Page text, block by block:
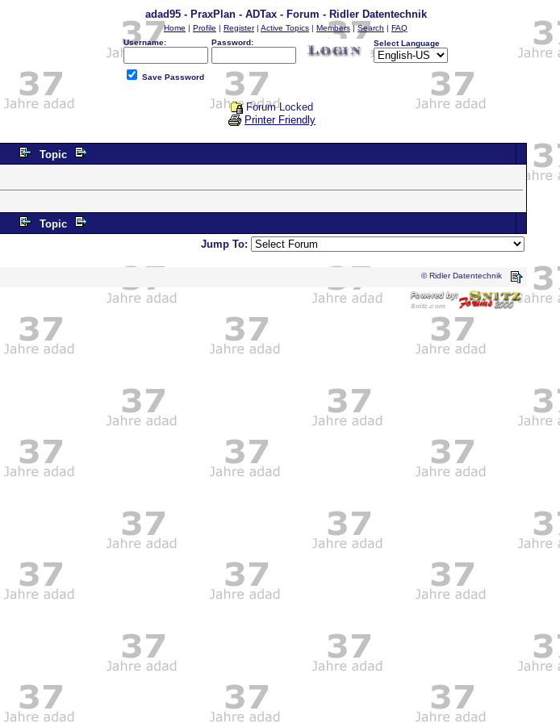
adad95 - PraxPlan - ADTax - Forum - Ridler Datentechnik
Home | Profile | Register| Active Topics | Members|Search | FAQ
Username:
Password: Select Language
Save Password
Forum Locked
Printer Friendly
Topic
Topic
Jump To:
© Ridler Datentechnik